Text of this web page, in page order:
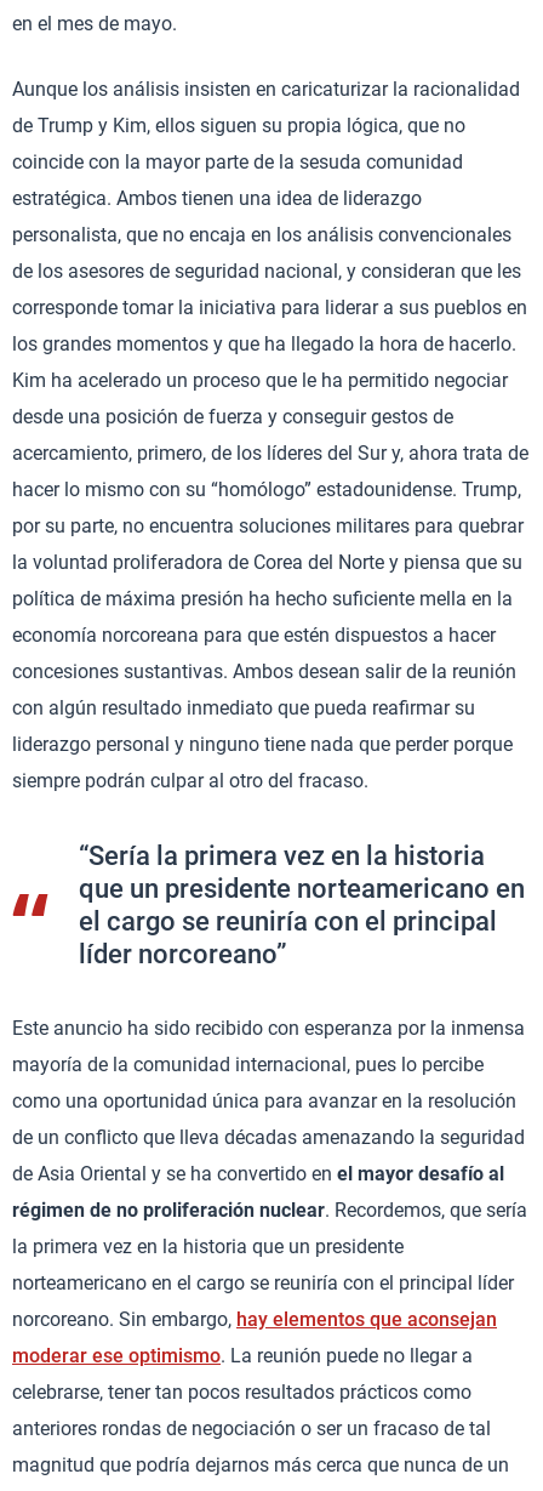
en el mes de mayo.
Aunque los análisis insisten en caricaturizar la racionalidad
de Trump y Kim, ellos siguen su propia lógica, que no
coincide con la mayor parte de la sesuda comunidad
estratégica. Ambos tienen una idea de liderazgo
personalista, que no encaja en los análisis convencionales
de los asesores de seguridad nacional, y consideran que les
corresponde tomar la iniciativa para liderar a sus pueblos en
los grandes momentos y que ha llegado la hora de hacerlo.
Kim ha acelerado un proceso que le ha permitido negociar
desde una posición de fuerza y conseguir gestos de
acercamiento, primero, de los líderes del Sur y, ahora trata de
hacer lo mismo con su “homólogo” estadounidense. Trump,
por su parte, no encuentra soluciones militares para quebrar
la voluntad proliferadora de Corea del Norte y piensa que su
política de máxima presión ha hecho suficiente mella en la
economía norcoreana para que estén dispuestos a hacer
concesiones sustantivas. Ambos desean salir de la reunión
con algún resultado inmediato que pueda reafirmar su
liderazgo personal y ninguno tiene nada que perder porque
siempre podrán culpar al otro del fracaso.
“Sería la primera vez en la historia
que un presidente norteamericano en
el cargo se reuniría con el principal
líder norcoreano”
Este anuncio ha sido recibido con esperanza por la inmensa
mayoría de la comunidad internacional, pues lo percibe
como una oportunidad única para avanzar en la resolución
de un conflicto que lleva décadas amenazando la seguridad
de Asia Oriental y se ha convertido en el mayor desafío al
régimen de no proliferación nuclear. Recordemos, que sería
la primera vez en la historia que un presidente
norteamericano en el cargo se reuniría con el principal líder
norcoreano. Sin embargo, hay elementos que aconsejan
moderar ese optimismo. La reunión puede no llegar a
celebrarse, tener tan pocos resultados prácticos como
anteriores rondas de negociación o ser un fracaso de tal
magnitud que podría dejarnos más cerca que nunca de un